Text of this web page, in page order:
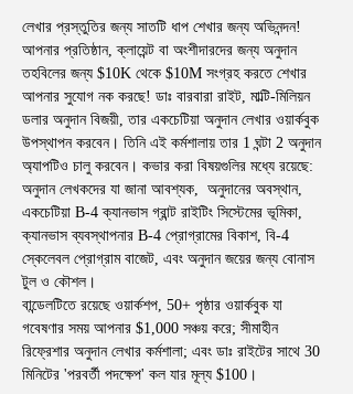
লেখার প্রস্তুতির জন্য সাতটি ধাপ শেখার জন্য অভিনন্দন!
আপনার প্রতিষ্ঠান, ক্লায়েন্ট বা অংশীদারদের জন্য অনুদান
তহবিলের জন্য $10K থেকে $10M সংগ্রহ করতে শেখার
আপনার সুযোগ নক করছে! ডাঃ বারবারা রাইট, মাল্টি-মিলিয়ন
ডলার অনুদান বিজয়ী, তার একচেটিয়া অনুদান লেখার ওয়ার্কবুক
উপস্থাপন করবেন। তিনি এই কর্মশালায় তার 1 ঘন্টা 2 অনুদান
অ্যাপটিও চালু করবেন। কভার করা বিষয়গুলির মধ্যে রয়েছে:
অনুদান লেখকদের যা জানা আবশ্যক,  অনুদানের অবস্থান,
একচেটিয়া B-4 ক্যানভাস গ্রান্ট রাইটিং সিস্টেমের ভূমিকা,
ক্যানভাস ব্যবস্থাপনার B-4 প্রোগ্রামের বিকাশ, বি-4
স্কেলেবল প্রোগ্রাম বাজেট, এবং অনুদান জয়ের জন্য বোনাস
টুল ও কৌশল।
বান্ডেলটিতে রয়েছে ওয়ার্কশপ, 50+ পৃষ্ঠার ওয়ার্কবুক যা
গবেষণার সময় আপনার $1,000 সঞ্চয় করে; সীমাহীন
রিফ্রেশার অনুদান লেখার কর্মশালা; এবং ডাঃ রাইটের সাথে 30
মিনিটের 'পরবর্তী পদক্ষেপ' কল যার মূল্য $100।